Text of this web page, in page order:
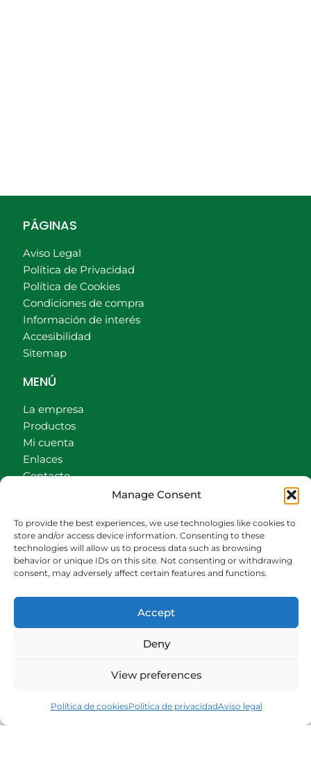
Manage Consent
To provide the best experiences, we use technologies like cookies to
store and/or access device information. Consenting to these
technologies will allow us to process data such as browsing
behavior or unique IDs on this site. Not consenting or withdrawing
consent, may adversely affect certain features and functions.
Accept
Deny
View preferences
Política de cookiesPolitica de privacidadAviso legal
PÁGINAS
Aviso Legal
Política de Privacidad
Política de Cookies
Condiciones de compra
Información de interés
Accesibilidad
Sitemap
MENÚ
La empresa
Productos
Mi cuenta
Enlaces
Contacto
CONTACTO
942540013
696426646
609472979
comercial@bediaycabarga.com
Fdez. Hontoria 20. Astillero. 39610 Cantabria
De lunes a viernes de 8:30 a 13:00 y de 15:00 a
Webmaster: Nuética Informática